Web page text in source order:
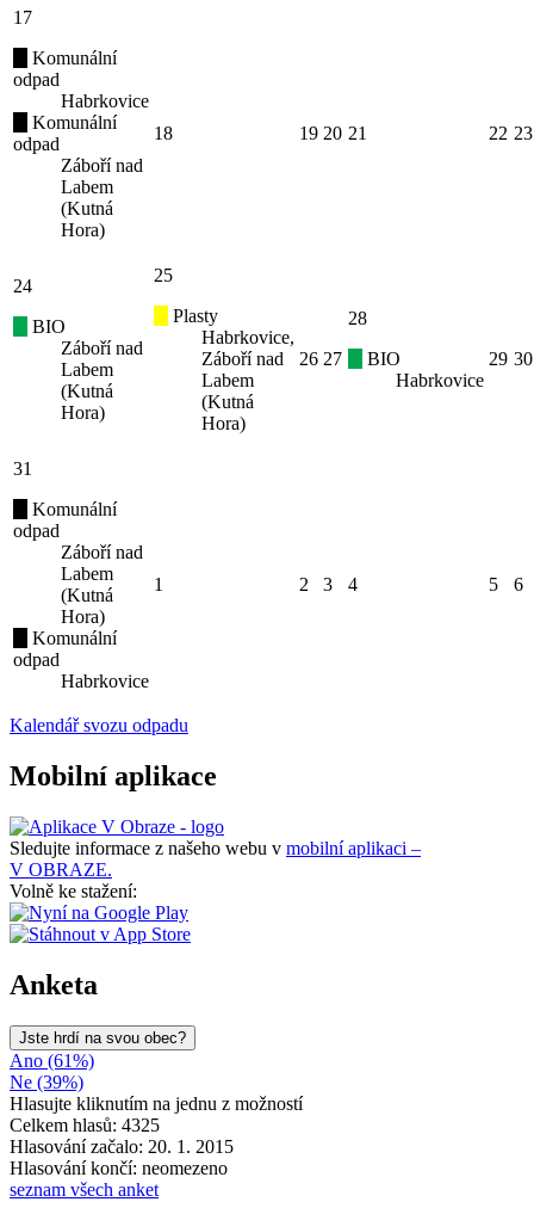
17
Komunální
odpad
Habrkovice
Komunální
odpad
Záboří nad
Labem
(Kutná
Hora)
18 19 20 21 22 23
24
BIO
Záboří nad
Labem
(Kutná
Hora)
25
Plasty
Habrkovice,
Záboří nad
Labem
(Kutná
Hora)
26 27
28
BIO
Habrkovice
29 30
31
Komunální
odpad
Záboří nad
Labem
(Kutná
Hora)
Komunální
odpad
Habrkovice
1 2 3 4 5 6
Kalendář svozu odpadu
Mobilní aplikace
Sledujte informace z našeho webu v mobilní aplikaci –
V OBRAZE.
Volně ke stažení:
Anketa
Jste hrdí na svou obec?
Ano (61%)
Ne (39%)
Hlasujte kliknutím na jednu z možností
Celkem hlasů: 4325
Hlasování začalo: 20. 1. 2015
Hlasování končí: neomezeno
seznam všech anket